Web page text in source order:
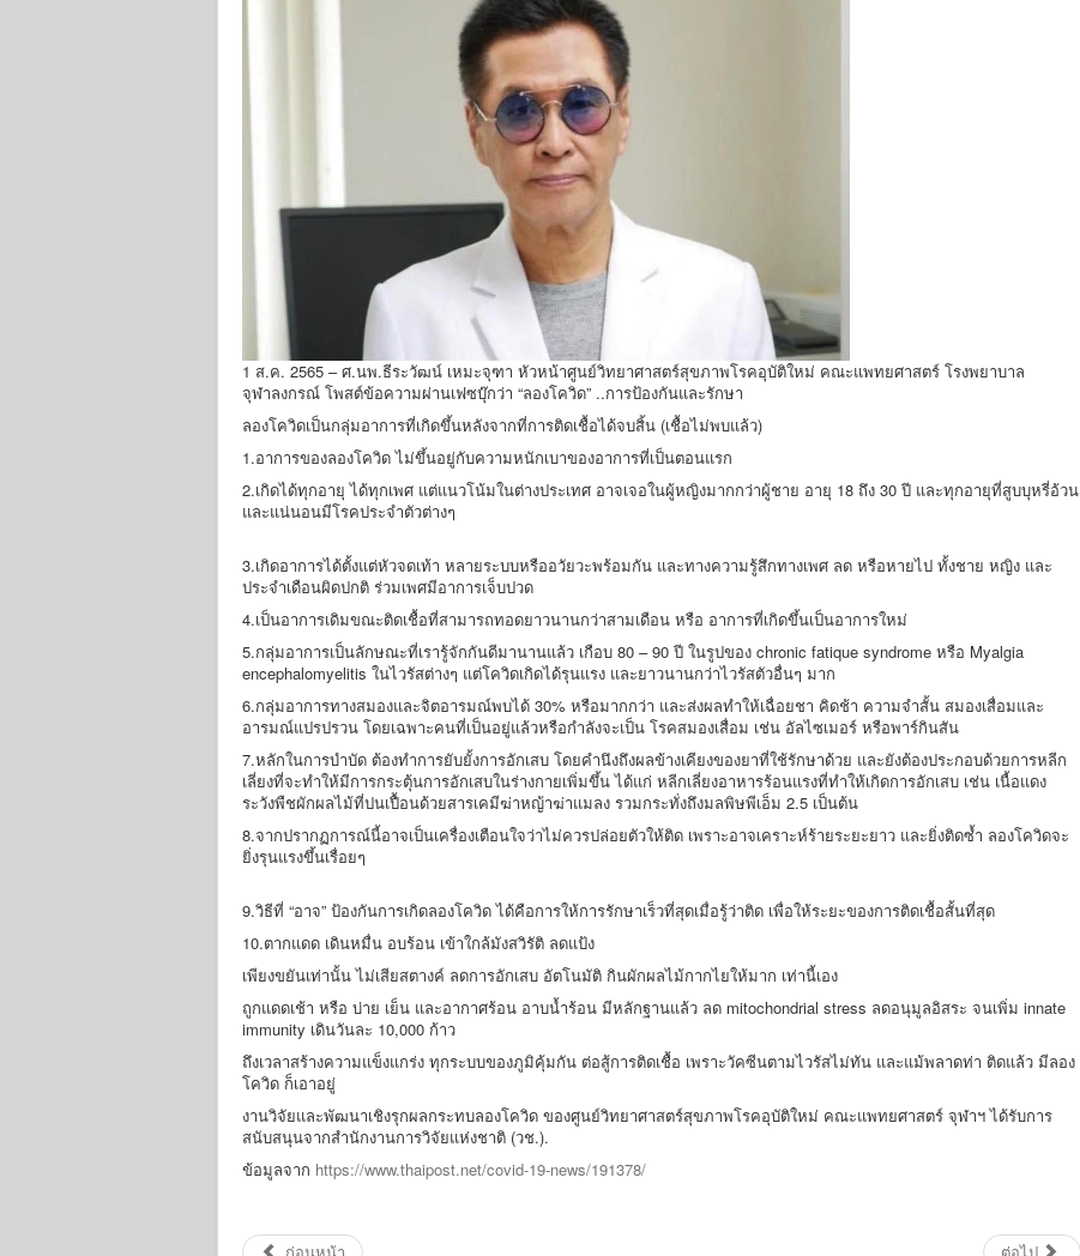
1 ส.ค. 2565 – ศ.นพ.ธีระวัฒน์ เหมะจุฑา หัวหน้าศูนย์วิทยาศาสตร์สุขภาพโรคอุบัติใหม่ คณะแพทยศาสตร์ โรงพยาบาล
จุฬาลงกรณ์ โพสต์ข้อความผ่านเฟซบุ๊กว่า “ลองโควิด” ..การป้องกันและรักษา
ลองโควิดเป็นกลุ่มอาการที่เกิดขึ้นหลังจากที่การติดเชื้อได้จบสิ้น (เชื้อไม่พบแล้ว)
1.อาการของลองโควิด ไม่ขึ้นอยู่กับความหนักเบาของอาการที่เป็นตอนแรก
2.เกิดได้ทุกอายุ ได้ทุกเพศ แต่แนวโน้มในต่างประเทศ อาจเจอในผู้หญิงมากกว่าผู้ชาย อายุ 18 ถึง 30 ปี และทุกอายุที่สูบบุหรี่อ้วน
และแน่นอนมีโรคประจำตัวต่างๆ
3.เกิดอาการได้ตั้งแต่หัวจดเท้า หลายระบบหรืออวัยวะพร้อมกัน และทางความรู้สึกทางเพศ ลด หรือหายไป ทั้งชาย หญิง และ
ประจำเดือนผิดปกติ ร่วมเพศมีอาการเจ็บปวด
4.เป็นอาการเดิมขณะติดเชื้อที่สามารถทอดยาวนานกว่าสามเดือน หรือ อาการที่เกิดขึ้นเป็นอาการใหม่
5.กลุ่มอาการเป็นลักษณะที่เรารู้จักกันดีมานานแล้ว เกือบ 80 – 90 ปี ในรูปของ chronic fatique syndrome หรือ Myalgia
encephalomyelitis ในไวรัสต่างๆ แต่โควิดเกิดได้รุนแรง และยาวนานกว่าไวรัสตัวอื่นๆ มาก
6.กลุ่มอาการทางสมองและจิตอารมณ์พบได้ 30% หรือมากกว่า และส่งผลทำให้เฉื่อยชา คิดช้า ความจำสั้น สมองเสื่อมและ
อารมณ์แปรปรวน โดยเฉพาะคนที่เป็นอยู่แล้วหรือกำลังจะเป็น โรคสมองเสื่อม เช่น อัลไซเมอร์ หรือพาร์กินสัน
7.หลักในการบำบัด ต้องทำการยับยั้งการอักเสบ โดยคำนึงถึงผลข้างเคียงของยาที่ใช้รักษาด้วย และยังต้องประกอบด้วยการหลีก
เลี่ยงที่จะทำให้มีการกระตุ้นการอักเสบในร่างกายเพิ่มขึ้น ได้แก่ หลีกเลี่ยงอาหารร้อนแรงที่ทำให้เกิดการอักเสบ เช่น เนื้อแดง
ระวังพืชผักผลไม้ที่ปนเปื้อนด้วยสารเคมีฆ่าหญ้าฆ่าแมลง รวมกระทั่งถึงมลพิษพีเอ็ม 2.5 เป็นต้น
8.จากปรากฏการณ์นี้อาจเป็นเครื่องเตือนใจว่าไม่ควรปล่อยตัวให้ติด เพราะอาจเคราะห์ร้ายระยะยาว และยิ่งติดซ้ำ ลองโควิดจะ
ยิ่งรุนแรงขึ้นเรื่อยๆ
9.วิธีที่ “อาจ” ป้องกันการเกิดลองโควิด ได้คือการให้การรักษาเร็วที่สุดเมื่อรู้ว่าติด เพื่อให้ระยะของการติดเชื้อสั้นที่สุด
10.ตากแดด เดินหมื่น อบร้อน เข้าใกล้มังสวิรัติ ลดแป้ง
เพียงขยันเท่านั้น ไม่เสียสตางค์ ลดการอักเสบ อัตโนมัติ กินผักผลไม้กากไยให้มาก เท่านี้เอง
ถูกแดดเช้า หรือ บ่าย เย็น และอากาศร้อน อาบน้ำร้อน มีหลักฐานแล้ว ลด mitochondrial stress ลดอนุมูลอิสระ จนเพิ่ม innate
immunity เดินวันละ 10,000 ก้าว
ถึงเวลาสร้างความแข็งแกร่ง ทุกระบบของภูมิคุ้มกัน ต่อสู้การติดเชื้อ เพราะวัคซีนตามไวรัสไม่ทัน และแม้พลาดท่า ติดแล้ว มีลอง
โควิด ก็เอาอยู่
งานวิจัยและพัฒนาเชิงรุกผลกระทบลองโควิด ของศูนย์วิทยาศาสตร์สุขภาพโรคอุบัติใหม่ คณะแพทยศาสตร์ จุฬาฯ ได้รับการ
สนับสนุนจากสำนักงานการวิจัยแห่งชาติ (วช.).
ข้อมูลจาก https://www.thaipost.net/covid-19-news/191378/